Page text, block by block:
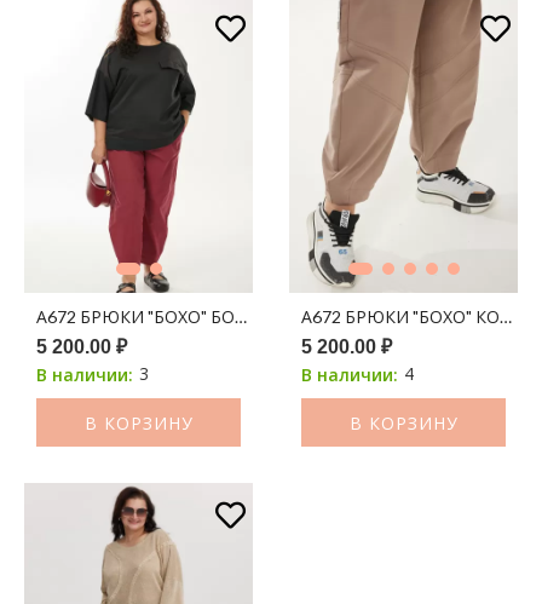
А672 БРЮКИ "БОХО" БОРДО
5 200.00 ₽
В наличии: 3
В КОРЗИНУ
А672 БРЮКИ "БОХО" КОФЕ
5 200.00 ₽
В наличии: 4
В КОРЗИНУ